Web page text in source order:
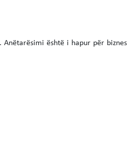
është i hapur për